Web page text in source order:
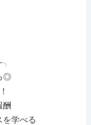
◎
酬
を学べる